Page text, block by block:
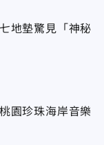
地墊驚見「神秘
園珍珠海岸音樂